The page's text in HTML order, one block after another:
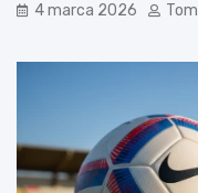
4 marca 2026